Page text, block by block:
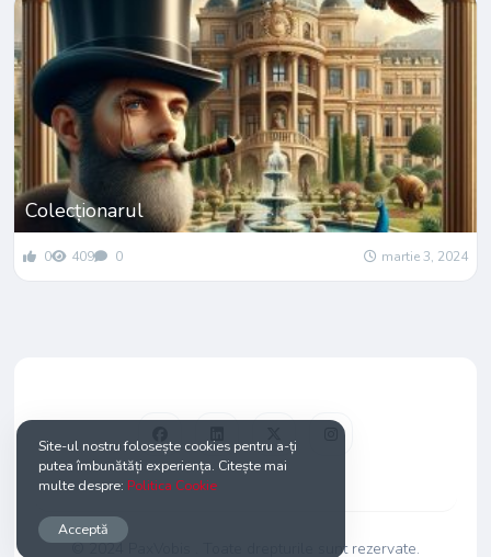
Colecționarul
0 409 0 martie 3, 2024
© 2024 PaxVobis . Toate drepturile sunt rezervate.
Site-ul nostru folosește cookies pentru a-ți
putea îmbunătăți experiența. Citește mai
multe despre: Politica Cookie
Acceptă